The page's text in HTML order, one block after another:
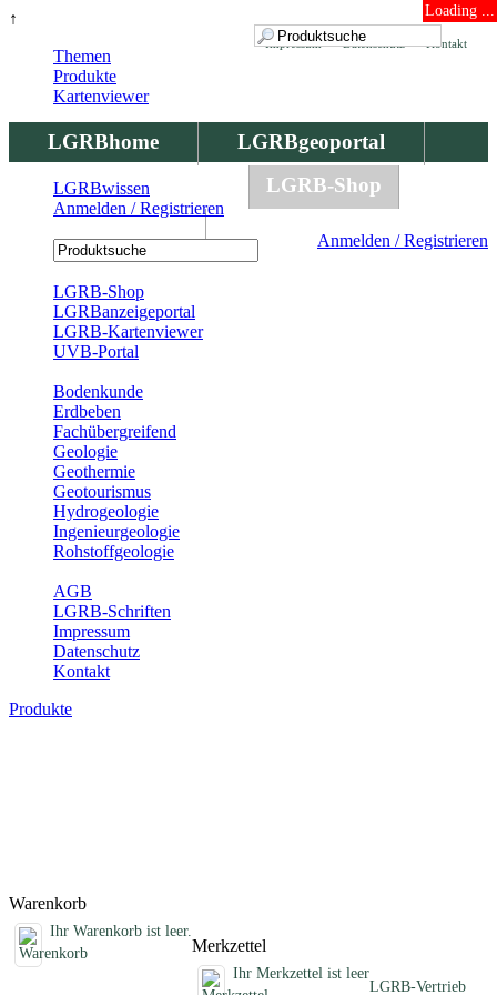
↑ Loading ...
Kontakt
Datenschutz
Impressum
LGRBhome
LGRBgeoportal
LGRBbohrungen
LGRB-Shop
Anmelden / Registrieren
Themen
Produkte
Kartenviewer
LGRBwissen
Anmelden / Registrieren
LGRB-Shop
LGRBanzeigeportal
LGRB-Kartenviewer
UVB-Portal
Bodenkunde
Erdbeben
Fachübergreifend
Geologie
Geothermie
Geotourismus
Hydrogeologie
Ingenieurgeologie
Rohstoffgeologie
AGB
LGRB-Schriften
Impressum
Datenschutz
Kontakt
Produkte
Warenkorb
Ihr Warenkorb ist leer.
Merkzettel
Ihr Merkzettel ist leer
LGRB-Vertrieb